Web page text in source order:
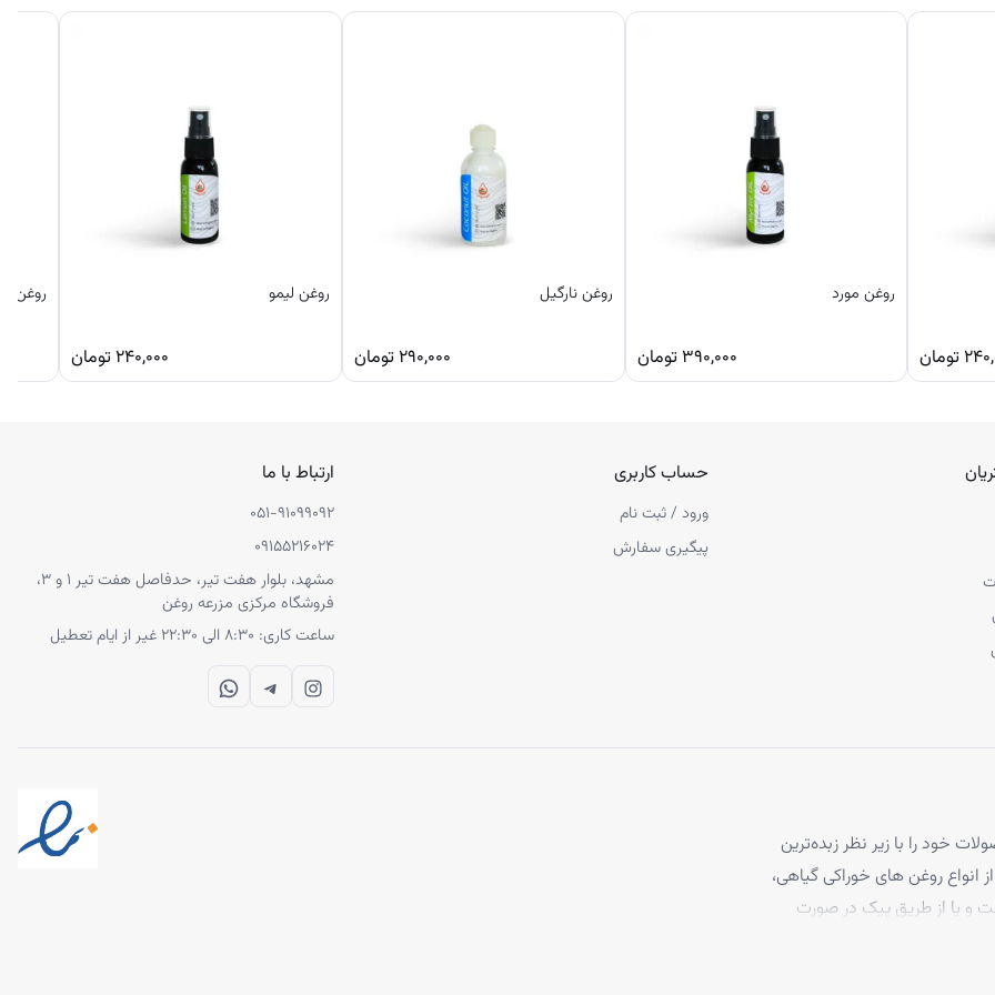
طبیعی به گونه‌ ای هستند که از آن به عنوان یک ضد لک قوی نام می‌ برند. این روغن با
خاصیت ضد التهابی بوده و میل جنسی بانوان را به بهترین شکل تقویت می‌ کند.
لکه های پوستی
است. در صورت استفاده مداوم، اثرات ضد لک روغن هسته آلبالو به مرور
استفاده میگردد.
تومان
روغن مورد
۳۹۰,۰۰۰ تومان
روغن نارگیل
۲۹۰,۰۰۰ تومان
روغن لیمو
۲۴۰,۰۰۰ تومان
روغن
حساب کاربری
ورود / ثبت نام
پیگیری سفارش
ارتباط با ما
۰۵۱-۹۱۰۹۹۰۹۲
۰۹۱۵۵۲۱۶۰۲۴
مشهد، بلوار هفت تیر، حدفاصل هفت تیر ۱ و ۳،‌
فروشگاه مرکزی مزرعه روغن
ساعت کاری: ۸:۳۰ الی ۲۲:۳۰ غیر از ایام تعطیل
Instagram
Telegram
WhatsApp
گردید و فروش محصولات خود را با زیر نظر زبده‌ترین
انواع روغن های خوراکی گیاهی،
و یا از طریق پیک در صورت